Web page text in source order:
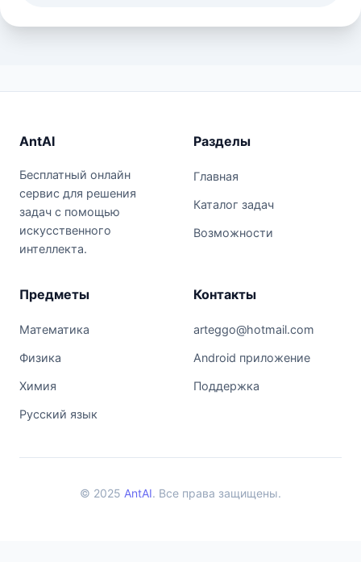
AntAI
Бесплатный онлайн
сервис для решения
задач с помощью
искусственного
интеллекта.
Разделы
Главная
Каталог задач
Возможности
Предметы
Математика
Физика
Химия
Русский язык
Контакты
arteggo@hotmail.com
Android приложение
Поддержка
© 2025 AntAI. Все права защищены.